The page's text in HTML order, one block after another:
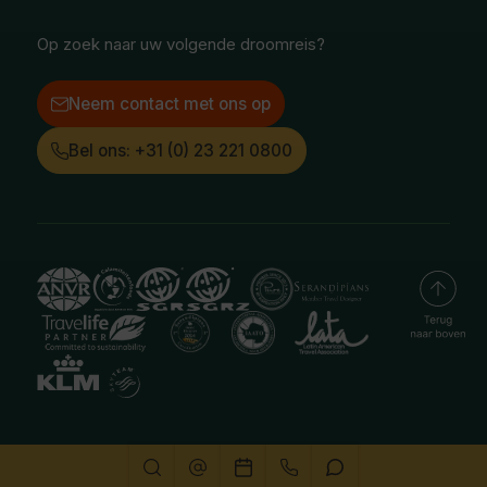
Op zoek naar uw volgende droomreis?
Neem contact met ons op
Bel ons: +31 (0) 23 221 0800